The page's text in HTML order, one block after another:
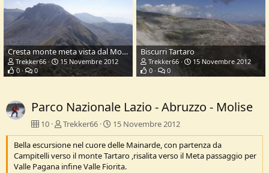
Cresta monte meta vista dal Monte tartaro
Trekker66
15 Novembre 2012
0
0
Biscurri Tartaro
Trekker66
15 Novembre 2012
0
0
Parco Nazionale Lazio - Abruzzo - Molise
10 Trekker66
15 Novembre 2012
Bella escursione nel cuore delle Mainarde, con partenza da
Campitelli verso il monte Tartaro ,risalita verso il Meta passaggio per
Valle Pagana infine Valle Fiorita.